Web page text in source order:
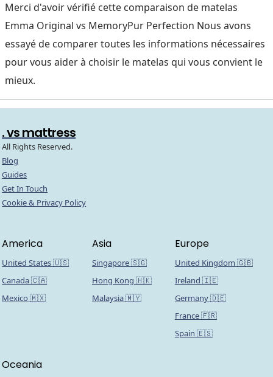
Merci d'avoir vérifié cette comparaison de matelas
Emma Original vs MemoryPur Perfection Nous avons
essayé de comparer toutes les informations nécessaires
pour vous aider à choisir le matelas qui vous convient le
mieux.
. vs mattress
All Rights Reserved.
Blog
Guides
Get In Touch
Cookie & Privacy Policy
America
United States 🇺🇸
Canada 🇨🇦
Mexico 🇲🇽
Asia
Singapore 🇸🇬
Hong Kong 🇭🇰
Malaysia 🇲🇾
Europe
United Kingdom 🇬🇧
Ireland 🇮🇪
Germany 🇩🇪
France 🇫🇷
Spain 🇪🇸
Oceania